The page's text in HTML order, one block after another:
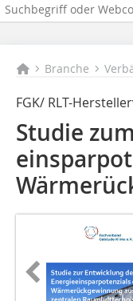
Branche
FGK/ RLT-
Studie